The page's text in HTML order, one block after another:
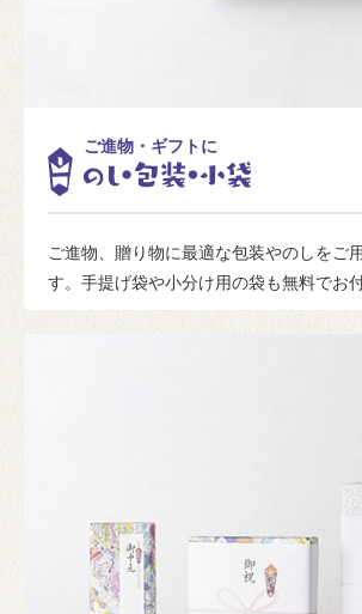
ご進物・ギフトに
ご進物、贈り物に最適な包装やのしをご
す。手提げ袋や小分け用の袋も無料でお